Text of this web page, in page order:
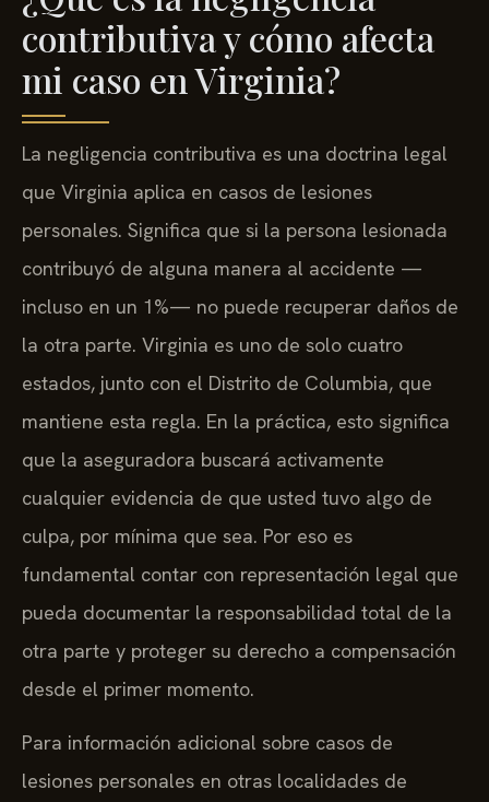
¿Qué es la negligencia
contributiva y cómo afecta
mi caso en Virginia?
La negligencia contributiva es una doctrina legal
que Virginia aplica en casos de lesiones
personales. Significa que si la persona lesionada
contribuyó de alguna manera al accidente —
incluso en un 1%— no puede recuperar daños de
la otra parte. Virginia es uno de solo cuatro
estados, junto con el Distrito de Columbia, que
mantiene esta regla. En la práctica, esto significa
que la aseguradora buscará activamente
cualquier evidencia de que usted tuvo algo de
culpa, por mínima que sea. Por eso es
fundamental contar con representación legal que
pueda documentar la responsabilidad total de la
otra parte y proteger su derecho a compensación
desde el primer momento.
Para información adicional sobre casos de
lesiones personales en otras localidades de